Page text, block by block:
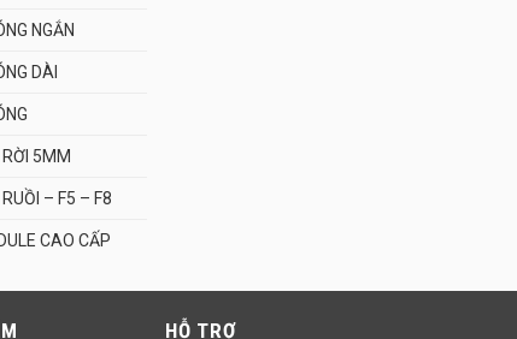
NGẮN
DÀI
RỜI 5MM
RUỒI – F5 – F8
CAO CẤP
HỖ TRỢ